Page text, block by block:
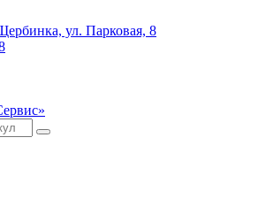
ул. Парковая, 8